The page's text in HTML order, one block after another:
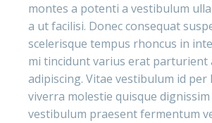
montes a potenti a vestibulum
a ut facilisi. Donec consequat
scelerisque tempus rhoncus in
mi tincidunt varius erat parturient
adipiscing. Vitae vestibulum id per
viverra molestie quisque
vestibulum praesent fermentum